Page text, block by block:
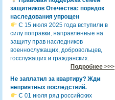
защитников Отечества: порядок
наследования упрощен
С 15 июля 2025 года вступили в
силу поправки, направленные на
защиту прав наследников
военнослужащих, добровольцев,
госслужащих и гражданских…
Подробнее >>>
Не заплатил за квартиру? Жди
неприятных последствий.
С 01 июля ряд российских